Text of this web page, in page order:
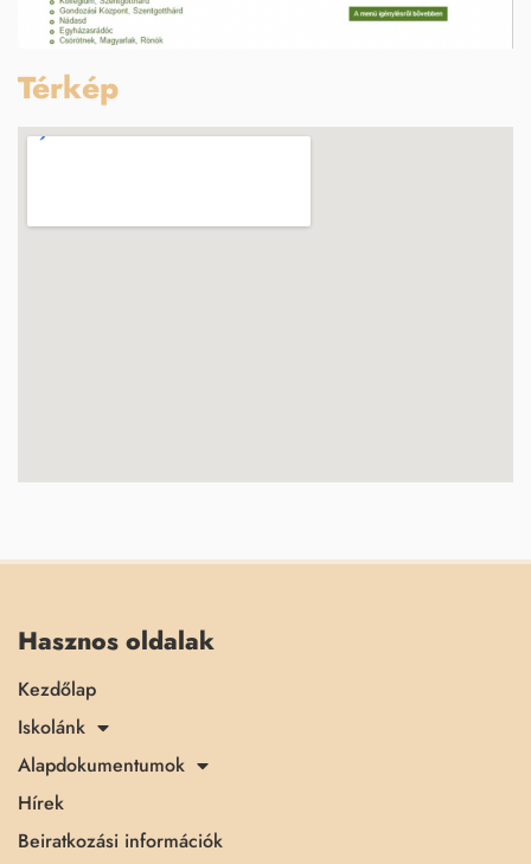
Térkép
Hasznos oldalak
Kezdőlap
Iskolánk
Alapdokumentumok
Hírek
Beiratkozási információk